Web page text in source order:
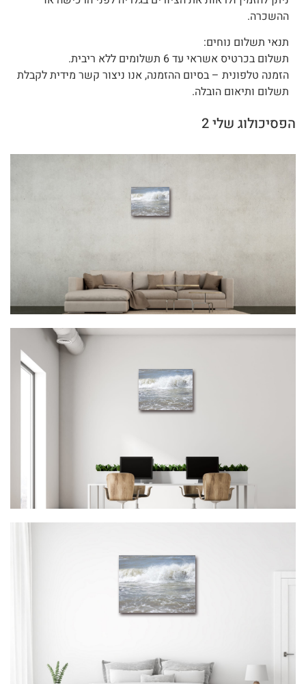
ההשכרה.
תנאי תשלום נוחים:
תשלום בכרטיס אשראי עד 6 תשלומים ללא ריבית.
הזמנה טלפונית – בסיום ההזמנה, אנו ניצור קשר מידית לקבלת
תשלום ותיאום הובלה.
הפסיכולוג שלי 2